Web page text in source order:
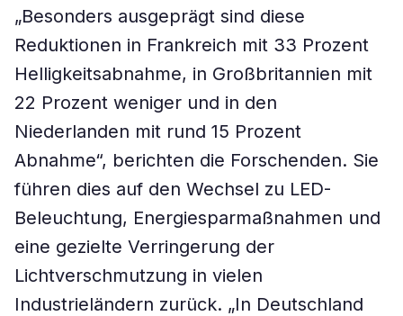
„Besonders ausgeprägt sind diese
Reduktionen in Frankreich mit 33 Prozent
Helligkeitsabnahme, in Großbritannien mit
22 Prozent weniger und in den
Niederlanden mit rund 15 Prozent
Abnahme“, berichten die Forschenden. Sie
führen dies auf den Wechsel zu LED-
Beleuchtung, Energiesparmaßnahmen und
eine gezielte Verringerung der
Lichtverschmutzung in vielen
Industrieländern zurück. „In Deutschland